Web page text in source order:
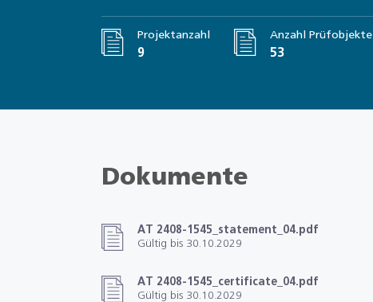
Projektanzahl
9
Anzahl Prüfobjekte
53
Dokumente
AT 2408-1545_statement_04.pdf
Gültig bis 30.10.2029
AT 2408-1545_certificate_04.pdf
Gültig bis 30.10.2029